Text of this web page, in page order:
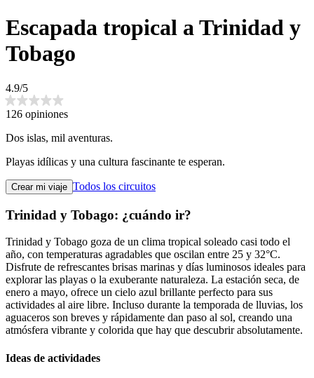
Escapada tropical a Trinidad y
Tobago
4.9/5
126 opiniones
Dos islas, mil aventuras.
Playas idílicas y una cultura fascinante te esperan.
Crear mi viaje Todos los circuitos
Trinidad y Tobago: ¿cuándo ir?
Trinidad y Tobago goza de un clima tropical soleado casi todo el
año, con temperaturas agradables que oscilan entre 25 y 32°C.
Disfrute de refrescantes brisas marinas y días luminosos ideales para
explorar las playas o la exuberante naturaleza. La estación seca, de
enero a mayo, ofrece un cielo azul brillante perfecto para sus
actividades al aire libre. Incluso durante la temporada de lluvias, los
aguaceros son breves y rápidamente dan paso al sol, creando una
atmósfera vibrante y colorida que hay que descubrir absolutamente.
Ideas de actividades